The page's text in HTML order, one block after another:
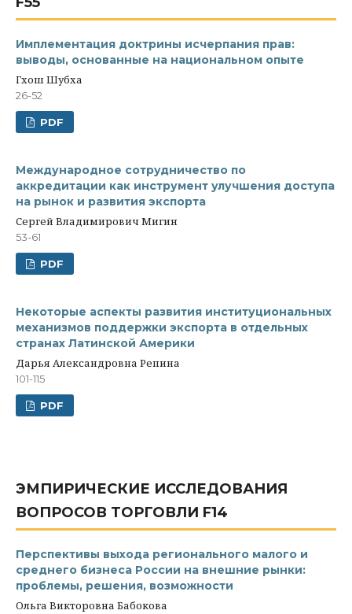
Имплементация доктрины исчерпания прав:
выводы, основанные на национальном опыте
Гхош Шубха
26-52
PDF
Международное сотрудничество по
аккредитации как инструмент улучшения доступа
на рынок и развития экспорта
Сергей Владимирович Мигин
53-61
PDF
Некоторые аспекты развития институциональных
механизмов поддержки экспорта в отдельных
странах Латинской Америки
Дарья Александровна Репина
101-115
PDF
ЭМПИРИЧЕСКИЕ ИССЛЕДОВАНИЯ
ВОПРОСОВ ТОРГОВЛИ F14
Перспективы выхода регионального малого и
среднего бизнеса России на внешние рынки:
проблемы, решения, возможности
Ольга Викторовна Бабокова